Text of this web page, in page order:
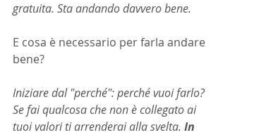
gratuita. Sta andando davvero bene.
E cosa è necessario per farla andare
bene?
Iniziare dal "perché": perché vuoi farlo?
Se fai qualcosa che non è collegato ai
tuoi valori ti arrenderai alla svelta. In